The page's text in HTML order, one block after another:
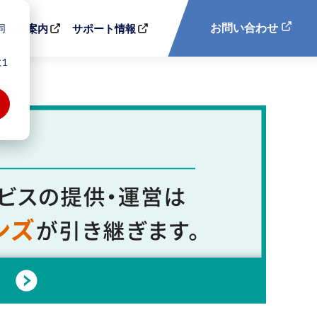
会社案内 サポート情報 お問い合わせ